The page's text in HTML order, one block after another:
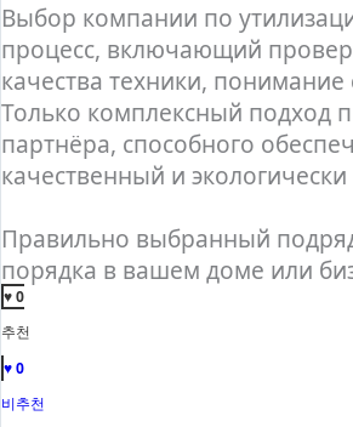
Выбор компании по
процесс, включающий
качества техники,
Только комплексный подход
партнёра, способного
качественный и
Правильно выбранный
порядка в вашем доме или
♥ 0
추천
♥ 0
비추천